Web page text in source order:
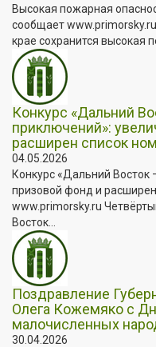
Высокая пожарная
сообщает
крае сохранится высокая
Конкурс «Дальний
приключений»:
расширен список
04.05.2026
Конкурс «Дальний
призовой фонд и
www.primorsky.ru
Восток...
Поздравление
Олега Кожемяко с
малочисленных
30.04.2026